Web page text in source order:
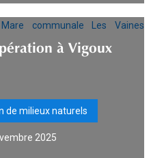
à Vigoux
de milieux naturels
2025